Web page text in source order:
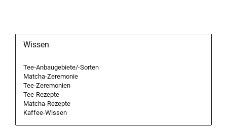
Wissen
Tee-Anbaugebiete/-Sorten
Matcha-Zeremonie
Tee-Zeremonien
Tee-Rezepte
Matcha-Rezepte
Kaffee-Wissen